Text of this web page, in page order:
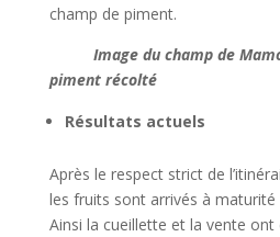
champ de piment.
Image du champ de
piment récolté
Résultats actuels
Après le respect strict de
les fruits sont arrivés à
Ainsi la cueillette et la vente ont